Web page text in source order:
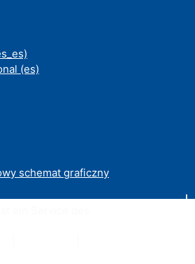
‎(es)‎
schemat graficzny